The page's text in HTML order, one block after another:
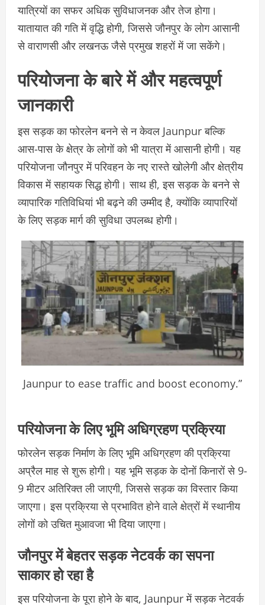
यात्रियों का सफर अधिक सुविधाजनक और तेज होगा।
यातायात की गति में वृद्धि होगी, जिससे जौनपुर के लोग आसानी
से वाराणसी और लखनऊ जैसे प्रमुख शहरों में जा सकेंगे।
परियोजना के बारे में और महत्वपूर्ण
जानकारी
इस सड़क का फोरलेन बनने से न केवल Jaunpur बल्कि
आस-पास के क्षेत्र के लोगों को भी यात्रा में आसानी होगी। यह
परियोजना जौनपुर में परिवहन के नए रास्ते खोलेगी और क्षेत्रीय
विकास में सहायक सिद्ध होगी। साथ ही, इस सड़क के बनने से
व्यापारिक गतिविधियां भी बढ़ने की उम्मीद है, क्योंकि व्यापारियों
के लिए सड़क मार्ग की सुविधा उपलब्ध होगी।
Jaunpur to ease traffic and boost economy.”
परियोजना के लिए भूमि अधिग्रहण प्रक्रिया
फोरलेन सड़क निर्माण के लिए भूमि अधिग्रहण की प्रक्रिया
अप्रैल माह से शुरू होगी। यह भूमि सड़क के दोनों किनारों से 9-
9 मीटर अतिरिक्त ली जाएगी, जिससे सड़क का विस्तार किया
जाएगा। इस प्रक्रिया से प्रभावित होने वाले क्षेत्रों में स्थानीय
लोगों को उचित मुआवजा भी दिया जाएगा।
जौनपुर में बेहतर सड़क नेटवर्क का सपना
साकार हो रहा है
इस परियोजना के पूरा होने के बाद, Jaunpur में सड़क नेटवर्क